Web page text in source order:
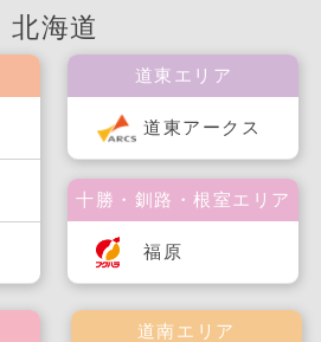
北海道
道南エリア
道東エリア
道東アークス
十勝・釧路・根室エリア
福原